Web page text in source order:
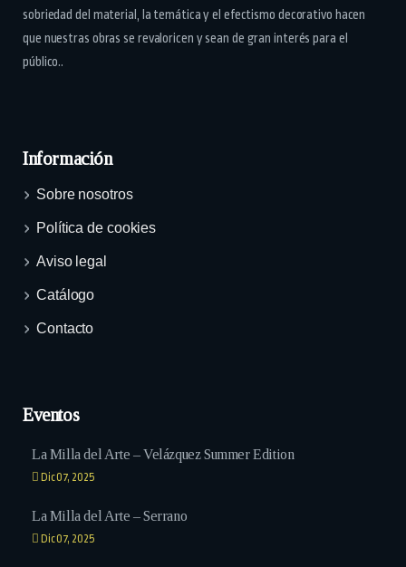
sobriedad del material, la temática y el efectismo decorativo hacen
que nuestras obras se revaloricen y sean de gran interés para el
público..
Información
Sobre nosotros
Política de cookies
Aviso legal
Catálogo
Contacto
Eventos
La Milla del Arte – Velázquez Summer Edition
Dic 07, 2025
La Milla del Arte – Serrano
Dic 07, 2025